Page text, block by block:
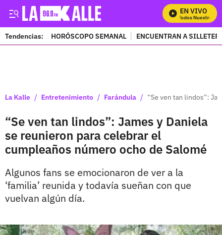
EN VIVO
Mira Todos Nuestros
Tendencias: HORÓSCOPO SEMANAL ENCUENTRAN A
La Kalle / Entretenimiento / Farándula / “Se ven tan lindos”:
“Se ven tan lindos”: James y Daniela
se reunieron para celebrar el
cumpleaños número ocho de Salomé
Algunos fans se emocionaron de ver a la
‘familia’ reunida y todavía sueñan con que
vuelvan algún día.